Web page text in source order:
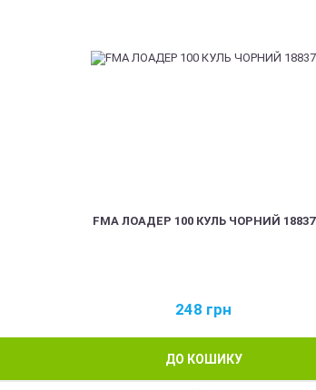
FMA ЛОАДЕР 100 КУЛЬ ЧОРНИЙ 18837
248 грн
ДО КОШИКУ